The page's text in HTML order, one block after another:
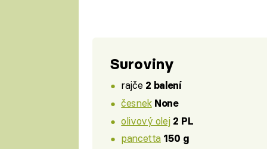
Suroviny
rajče 2 balení
česnek None
olivový olej 2 PL
pancetta 150 g